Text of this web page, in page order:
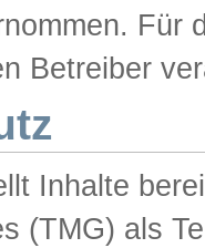
Für
Betreiber
Inhalte
(TMG) als